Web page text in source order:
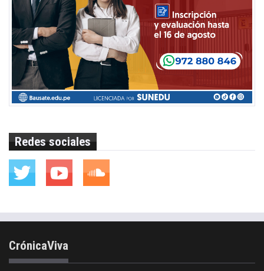
Redes sociales
CrónicaViva